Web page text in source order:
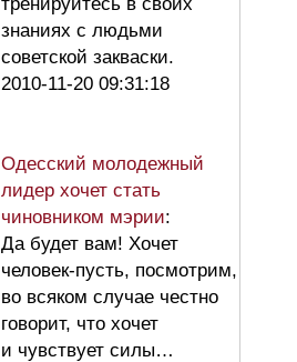
знаниях с людьми
советской закваски.
2010-11-20 09:31:18
Одесский молодежный
лидер хочет стать
чиновником мэрии:
Да будет вам! Хочет
человек-пусть, посмотрим,
во всяком случае честно
говорит, что хочет
и чувствует силы…